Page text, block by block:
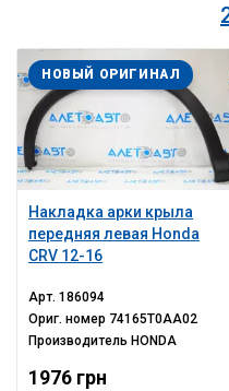
Накладка арки крыла
передняя левая Honda
CRV 12-16
НОВЫЙ ОРИГИНАЛ
Арт.186094
Ориг. номер 74165T0AA02
Производитель HONDA
1976 грн